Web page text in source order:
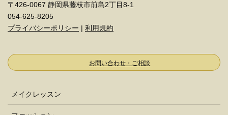
〒426-0067 静岡県藤枝市前島2丁目8-1
054-625-8205
プライバシーポリシー | 利用規約
お問い合わせ・ご相談
メイクレッスン